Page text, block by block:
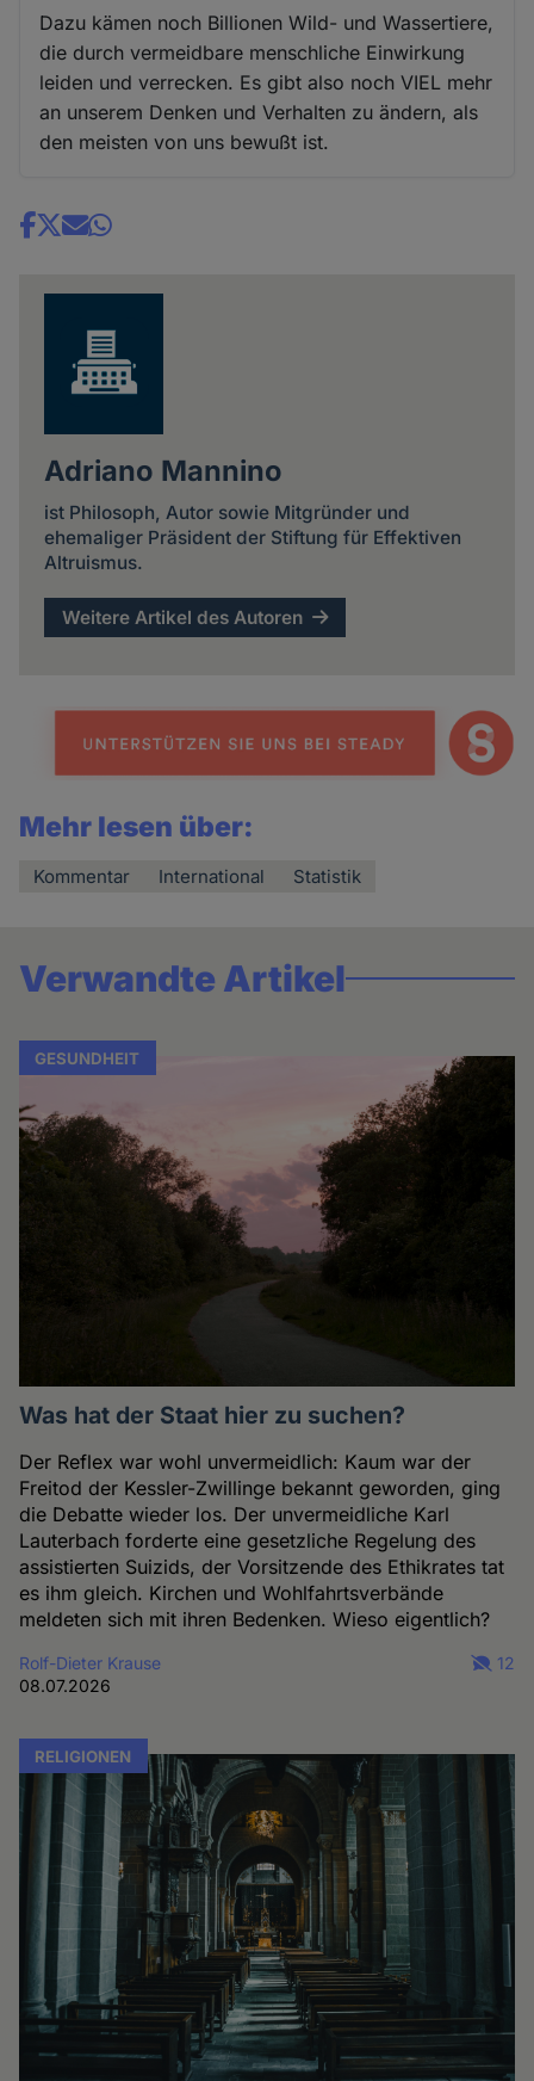
Dazu kämen noch Billionen Wild- und Wassertiere,
die durch vermeidbare menschliche Einwirkung
leiden und verrecken. Es gibt also noch VIEL mehr
an unserem Denken und Verhalten zu ändern, als
den meisten von uns bewußt ist.
Share
Adriano Mannino
ist Philosoph, Autor sowie Mitgründer und
ehemaliger Präsident der Stiftung für Effektiven
Altruismus.
Weitere Artikel des Autoren
Mehr lesen über:
Kommentar International Statistik
Verwandte Artikel
GESUNDHEIT
Was hat der Staat hier zu suchen?
Der Reflex war wohl unvermeidlich: Kaum war der
Freitod der Kessler-Zwillinge bekannt geworden, ging
die Debatte wieder los. Der unvermeidliche Karl
Lauterbach forderte eine gesetzliche Regelung des
assistierten Suizids, der Vorsitzende des Ethikrates tat
es ihm gleich. Kirchen und Wohlfahrtsverbände
meldeten sich mit ihren Bedenken. Wieso eigentlich?
Rolf-Dieter Krause
08.07.2026
12
RELIGIONEN